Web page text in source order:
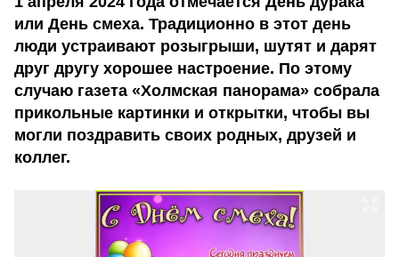
или День смеха. Традиционно в этот день
люди устраивают розыгрыши, шутят и дарят
друг другу хорошее настроение. По этому
случаю газета «Холмская панорама» собрала
прикольные картинки и открытки, чтобы вы
могли поздравить своих родных, друзей и
коллег.